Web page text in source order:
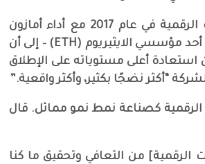
قارن “هوسكينسون” طفرة النمو الكبيرة في العملات الرقمية في عام 2017 مع أداء أمازون
خلال فقاعة الدوت كوم. وأشار رجل الأعمال – وهو أيضًا أحد مؤسسي الايثيريوم (ETH) – إلى أن
من استعادة أعلى مستوياته على الإطلاق
كصناعة نمط نمو مماثل. قال
العملات الرقمية] من التعافي وتحقيق ما كنا